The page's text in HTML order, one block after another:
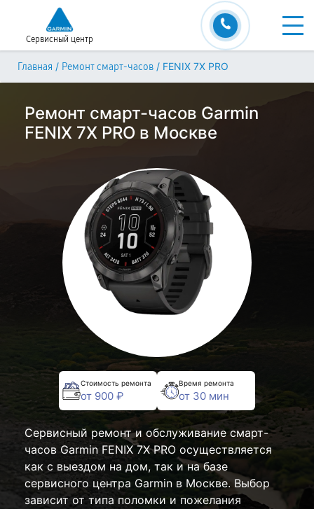
Сервисный центр
Главная / Ремонт смарт-часов / FENIX 7X PRO
Ремонт смарт-часов Garmin
FENIX 7X PRO в Москве
Стоимость ремонта
от 900 ₽
Время ремонта
от 30 мин
Сервисный ремонт и обслуживание смарт-
часов Garmin FENIX 7X PRO осуществляется
как с выездом на дом, так и на базе
сервисного центра Garmin в Москве. Выбор
зависит от типа поломки и пожелания